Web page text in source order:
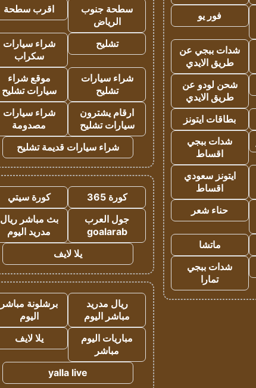
فور يو
شدات ببجي عن
طريق الايدي
شحن لودو عن
طريق الايدي
بطاقات ايتونز
شدات ببجي
اقساط
ايتونز سعودي
اقساط
حناء شعر
ماتشا
شدات ببجي
تمارا
سطحة جنوب
الرياض
اقرب سطحة
تشليح
شراء سيارات
سكراب
شراء سيارات
تشليح
موقع شراء
سيارات تشليح
ارقام يشترون
سيارات تشليح
شراء سيارات
مصدومة
شراء سيارات قديمة تشليح
كورة 365
كورة سيتي
جول العرب
goalarab
بث مباشر ريال
مدريد اليوم
يلا لايف
ريال مدريد
مباشر اليوم
برشلونة مباشر
اليوم
مباريات اليوم
مباشر
يلا لايف
yalla live